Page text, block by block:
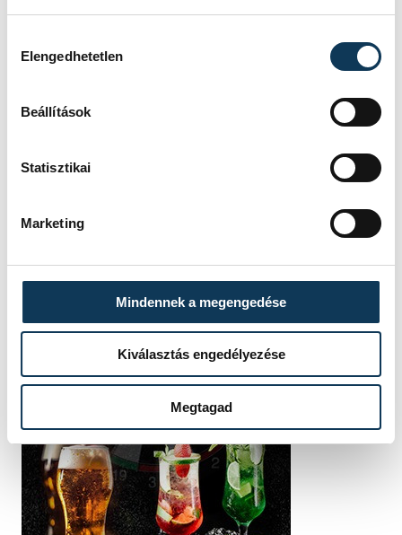
Elengedhetetlen
Beállítások
Statisztikai
Marketing
Mindennek a megengedése
Kiválasztás engedélyezése
Megtagad